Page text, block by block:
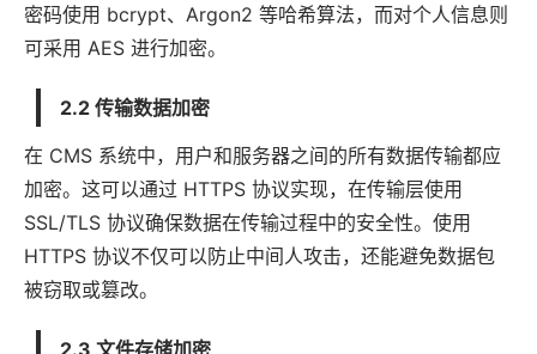
密码使用 bcrypt、Argon2 等哈希算法，而对个人信息则
可采用 AES 进行加密。
2.2 传输数据加密
在 CMS 系统中，用户和服务器之间的所有数据传输都应
加密。这可以通过 HTTPS 协议实现，在传输层使用
SSL/TLS 协议确保数据在传输过程中的安全性。使用
HTTPS 协议不仅可以防止中间人攻击，还能避免数据包
被窃取或篡改。
2.3 文件存储加密